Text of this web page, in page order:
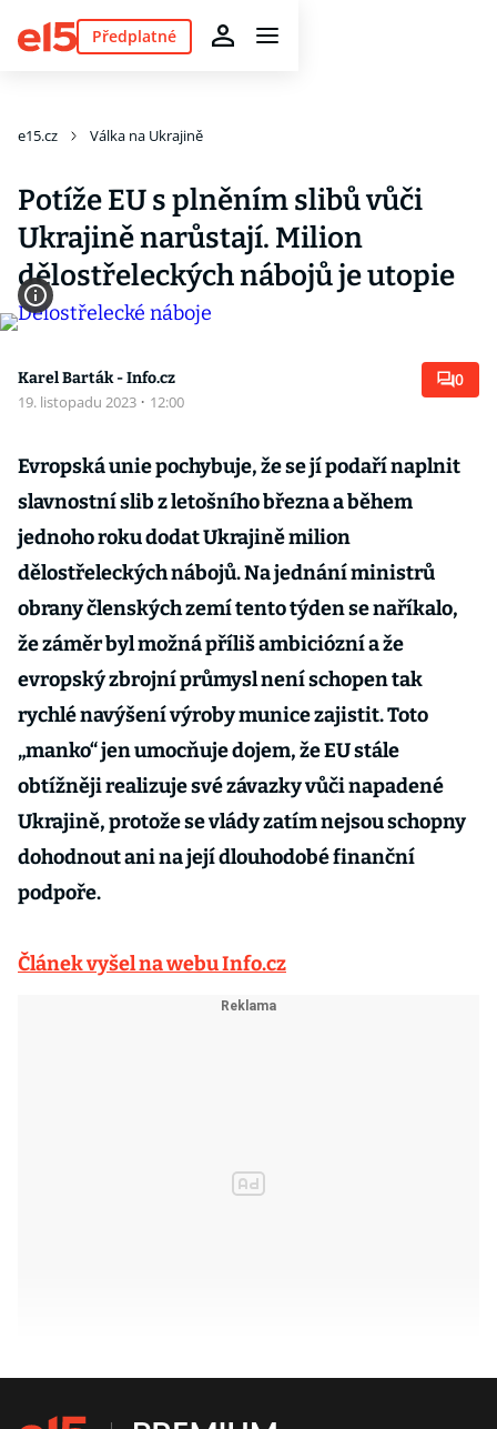
Předplatné
e15.cz Válka na Ukrajině
Potíže EU s plněním slibů vůči
Ukrajině narůstají. Milion
dělostřeleckých nábojů je utopie
Karel Barták - Info.cz
19. listopadu 2023 · 12:00
0
Evropská unie pochybuje, že se jí podaří naplnit
slavnostní slib z letošního března a během
jednoho roku dodat Ukrajině milion
dělostřeleckých nábojů. Na jednání ministrů
obrany členských zemí tento týden se naříkalo,
že záměr byl možná příliš ambiciózní a že
evropský zbrojní průmysl není schopen tak
rychlé navýšení výroby munice zajistit. Toto
„manko“ jen umocňuje dojem, že EU stále
obtížněji realizuje své závazky vůči napadené
Ukrajině, protože se vlády zatím nejsou schopny
dohodnout ani na její dlouhodobé finanční
podpoře.
Článek vyšel na webu Info.cz